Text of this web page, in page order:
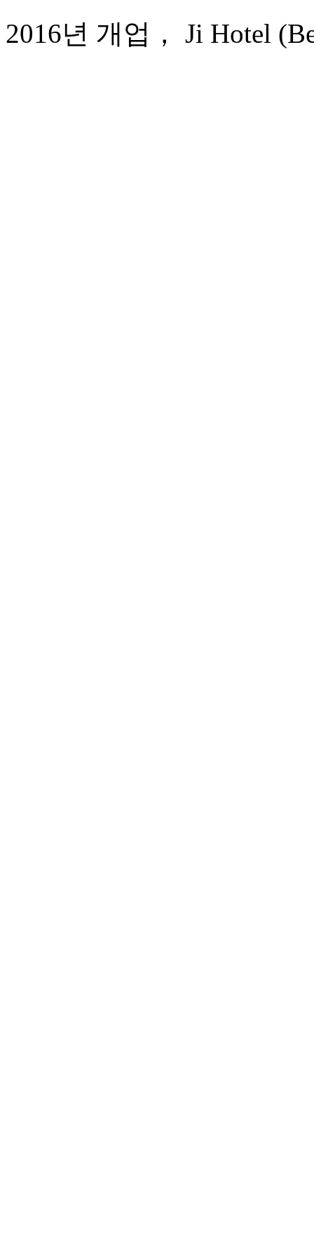
2016년 개업， Ji Hotel